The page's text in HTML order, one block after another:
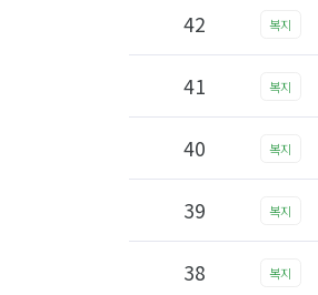
42 복지
41 복지
40 복지
39 복지
38 복지